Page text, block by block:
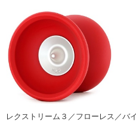
レクストリーム３／フローレス／バ